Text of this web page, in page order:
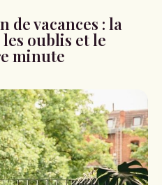
de vacances : la
oublis et le
minute